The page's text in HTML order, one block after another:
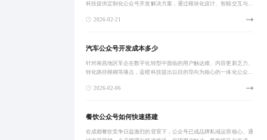
科技提供定制化公众号开发解决方案，通过模块化设计、智能交互与数
2026-02-21
汽车公众号开发成本多少
针对南昌地区车企在数字化转型中面临的用户触达难、内容更新乏力、
转化路径模糊等痛点，蓝橙科技提出以目的导向为核心的一体化公众号
构建，实现从信
2026-02-06
餐饮公众号如何快速搭建
在成都餐饮竞争日益激烈的背景下，公众号已成品牌私域运营核心。通